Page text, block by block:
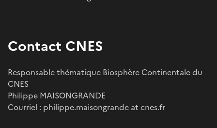
Contact CNES
Responsable thématique Biosphère Continentale du
CNES
Philippe MAISONGRANDE
Courriel : philippe.maisongrande at cnes.fr